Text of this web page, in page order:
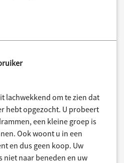
lachwekkend om te zien dat
hebt opgezocht. U probeert
een kleine groep is
Ook woont u in een
en dus geen koop. Uw
niet naar beneden en uw